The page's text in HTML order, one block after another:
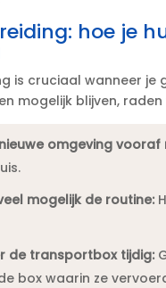
hoe je
is cruciaal wanneer je
mogelijk blijven, raden
omgeving vooraf
mogelijk de routine:
de transportbox tijdig:
box waarin ze